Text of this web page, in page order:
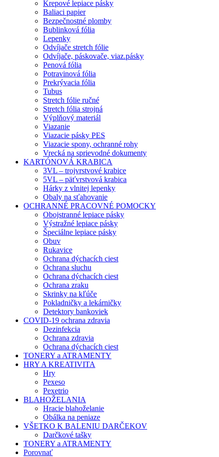
Krepové lepiace pásky
Baliaci papier
Bezpečnostné plomby
Bublinková fólia
Lepenky
Odvíjače stretch fólie
Odvíjače, páskovače, viaz.pásky
Penová fólia
Potravinová fólia
Prekrývacia fólia
Tubus
Stretch fólie ručné
Stretch fólia strojná
Výplňový materiál
Viazanie
Viazacie pásky PES
Viazacie spony, ochranné rohy
Vrecká na sprievodné dokumenty
KARTÓNOVÁ KRABICA
3VL – trojvrstvové krabice
5VL – päťvrstvová krabica
Hárky z vlnitej lepenky
Obaly na sťahovanie
OCHRANNÉ PRACOVNÉ POMOCKY
Obojstranné lepiace pásky
Výstražné lepiace pásky
Špeciálne lepiace pásky
Obuv
Rukavice
Ochrana dýchacích ciest
Ochrana sluchu
Ochrana dýchacích ciest
Ochrana zraku
Skrinky na kľúče
Pokladničky a lekárničky
Detektory bankoviek
COVID-19 ochrana zdravia
Dezinfekcia
Ochrana zdravia
Ochrana dýchacích ciest
TONERY a ATRAMENTY
HRY A KREATIVITA
Hry
Pexeso
Pexetrio
BLAHOŽELANIA
Hracie blahoželanie
Obálka na peniaze
VŠETKO K BALENIU DARČEKOV
Darčkové tašky
TONERY a ATRAMENTY
Porovnať